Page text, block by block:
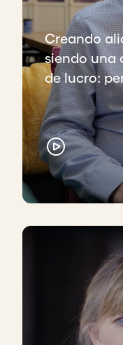
Creando
siendo una
de lucro: